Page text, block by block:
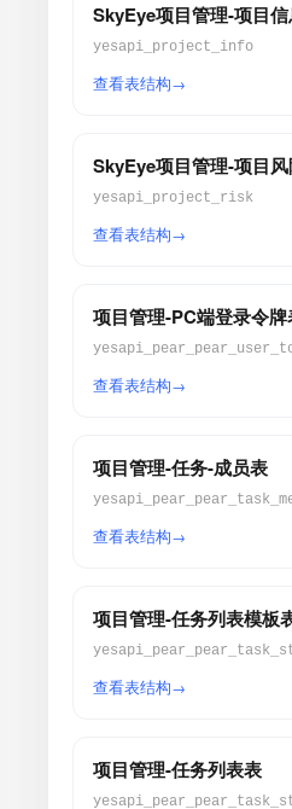
SkyEye项目管理-项目
yesapi_project_info
查看表结构
SkyEye项目管理-项目
yesapi_project_risk
查看表结构
项目管理-PC端登录令牌
查看表结构
项目管理-任务-成员表
查看表结构
项目管理-任务列表模板
查看表结构
项目管理-任务列表表